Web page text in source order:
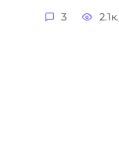
3 2.1к.